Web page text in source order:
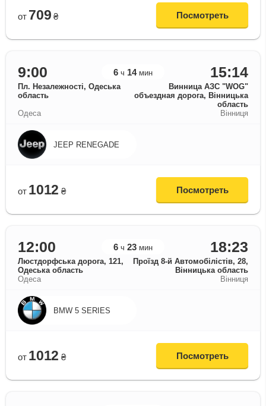
от 709 ₴ Посмотреть
9:00 6 ч 14 мин 15:14
Пл. Незалежності, Одеська
область
Винница АЗС "WOG"
объездная дорога, Вінницька
область
Одеса
Вінниця
JEEP RENEGADE
от 1012 ₴ Посмотреть
12:00 6 ч 23 мин 18:23
Люстдорфська дорога, 121,
Одеська область
Проїзд 8-й Автомобілістів, 28,
Вінницька область
Одеса
Вінниця
BMW 5 SERIES
от 1012 ₴ Посмотреть